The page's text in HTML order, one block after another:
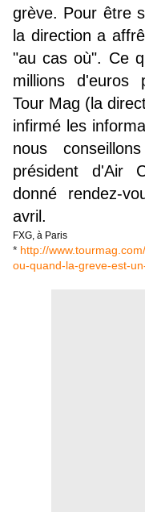
grève. Pour être
la direction a
"au cas où". Ce
millions d'euros
Tour Mag (la
infirmé les
nous
président d'Air
donné rendez-
avril.
FXG, à Paris
* http://
ou-quand-la-greve-est-